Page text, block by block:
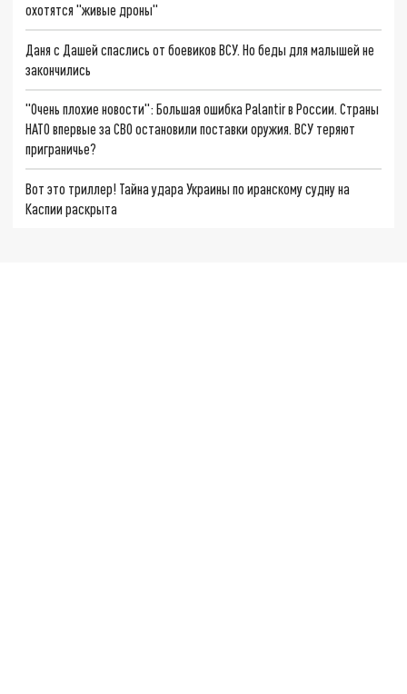
охотятся "живые дроны"
Даня с Дашей спаслись от боевиков ВСУ. Но беды для малышей не
закончились
"Очень плохие новости": Большая ошибка Palantir в России. Страны
НАТО впервые за СВО остановили поставки оружия. ВСУ теряют
приграничье?
Вот это триллер! Тайна удара Украины по иранскому судну на
Каспии раскрыта